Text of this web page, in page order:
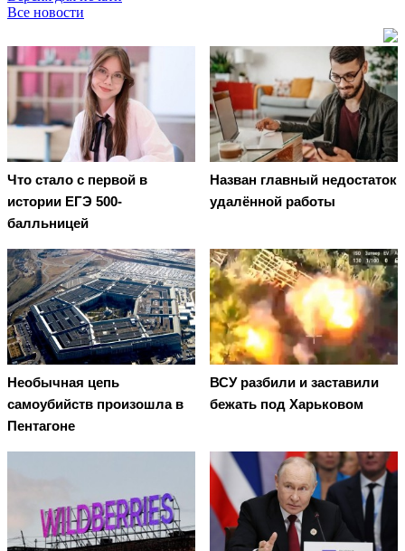
Все новости
Что стало с первой в
истории ЕГЭ 500-
балльницей
Назван главный недостаток
удалённой работы
Необычная цепь
самоубийств произошла в
Пентагоне
ВСУ разбили и заставили
бежать под Харьковом